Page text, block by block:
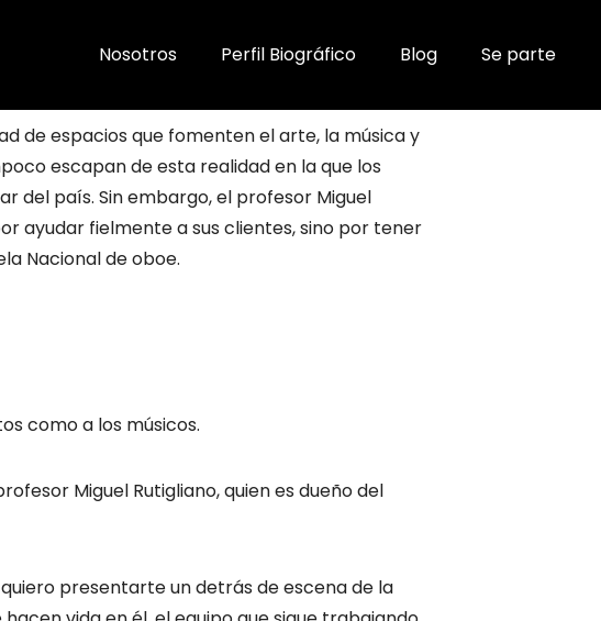
Nosotros Perfil Biográfico Blog Se parte
de espacios que fomenten el arte, la música y
escapan de esta realidad en la que los
del país. Sin embargo, el profesor Miguel
ayudar fielmente a sus clientes, sino por tener
Nacional de oboe.
como a los músicos.
Miguel Rutigliano, quien es dueño del
presentarte un detrás de escena de la